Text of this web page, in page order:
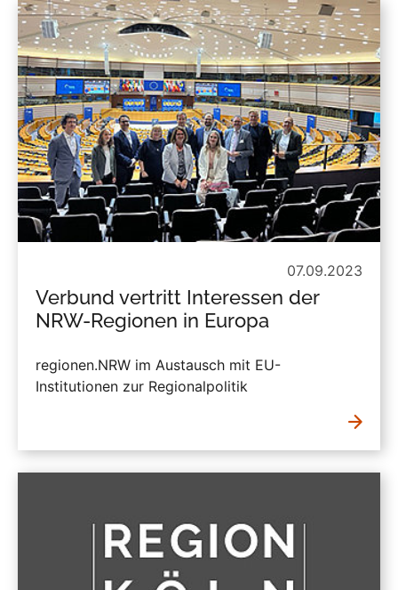
07.09.2023
Verbund vertritt Interessen der
NRW-Regionen in Europa
regionen.NRW im Austausch mit EU-
Institutionen zur Regionalpolitik